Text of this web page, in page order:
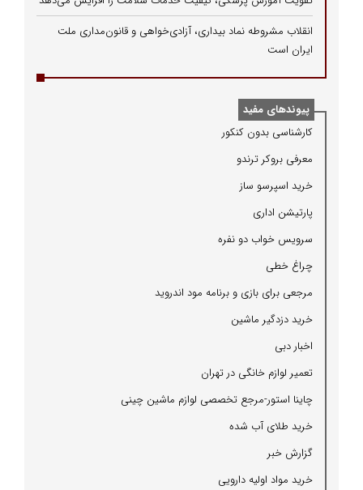
انقلاب مشروطه نماد بیداری، آزادی‌خواهی و قانون‌مداری ملت
ایران است
پیوندهای مفید
كارشناسی بدون كنكور
معرفی بروكر ترندو
خرید اسپرسو ساز
پارتیشن اداری
سرویس خواب دو نفره
چراغ خطی
مرجعی برای بازی و برنامه مود اندروید
خرید دزدگیر ماشین
اخبار دبی
تعمیر لوازم خانگی در تهران
چاینا استور-مرجع تخصصی لوازم ماشین چینی
خرید طلای آب شده
گزارش خبر
خرید مواد اولیه دارویی